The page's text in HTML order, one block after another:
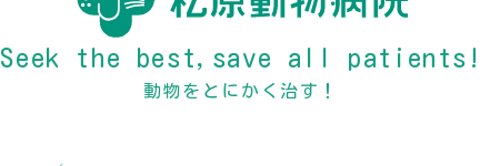
Seek the best,save all patients!
動物をとにかく治す！